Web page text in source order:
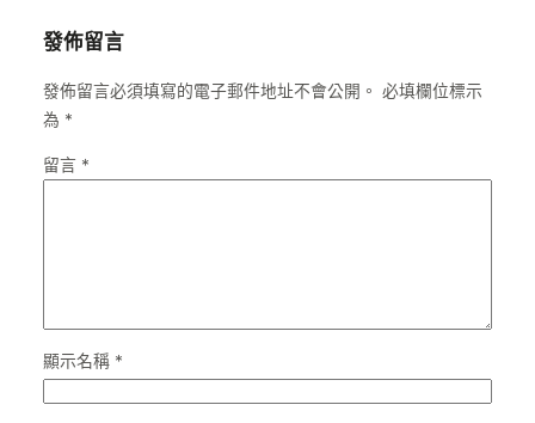
發佈留言
發佈留言必須填寫的電子郵件地址不會公開。 必填欄位標示
為 *
留言 *
顯示名稱 *